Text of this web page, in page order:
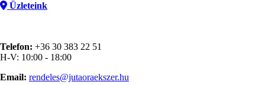
Üzleteink
Telefon: +36 30 383 22 51
H-V: 10:00 - 18:00
Email: rendeles@jutaoraekszer.hu